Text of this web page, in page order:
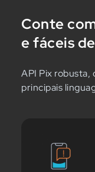
Conte
e fáceis
API Pix robusta,
principais